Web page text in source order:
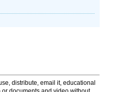
distribute, email it, educational